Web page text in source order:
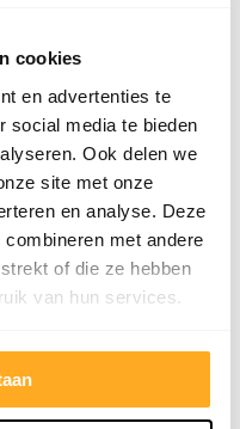
cookies
en advertenties te
social media te bieden
Ook delen we
site met onze
en analyse. Deze
met andere
of die ze hebben
van hun services.